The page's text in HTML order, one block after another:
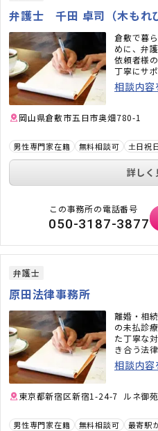
弁護士 千田 卓司（木もれ
倉敷で暮
めに、弁
依頼者様
丁寧にサ
相談内容
岡山県倉敷市五日市奥畑780-1
男性専門家在籍 無料相談可 土日祝
詳しく
この事務所の電話番号
050-3187-3877
弁護士
原田法律事務所
離婚・相
の未払診
た丁寧な
き合う法
相談内容
東京都新宿区新宿1-24-7 ルネ御
男性専門家在籍 無料相談可 最寄駅